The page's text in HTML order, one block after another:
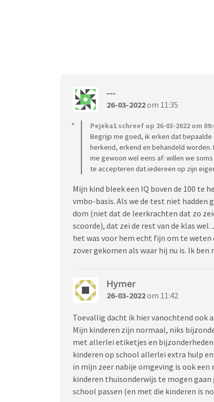
---
26-03-2022om 11:35
Pejeka1 schreef op 26-03-2022 om
Begrijp me goed, ik erken dat
herkend, erkend en behandeld
me gewoon wel eens af: willen we
te accepteren dat iedereen op zijn
Mijn kind bleek een IQ boven de 100 te
vmbo-basis. Als we de test niet hadden
dom (niet dat de leerkrachten dat zo
scoorde), dat zei de rest van de klas
het was voor hem echt fijn om te
zover gekomen als waar hij nu is. Ik ben
Hymer
26-03-2022om 11:42
Toevallig dacht ik hier vanochtend ook
Mijn kinderen zijn normaal, niks
met allerlei etiketjes en
kinderen op school allerlei extra hulp
in mijn zeer nabije omgeving is ook
kinderen thuisonderwijs te mogen
school passen (en met die kinderen is